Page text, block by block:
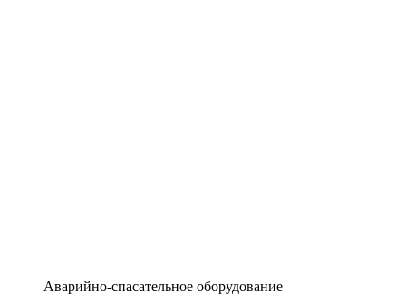
Аварийно-спасательное оборудование